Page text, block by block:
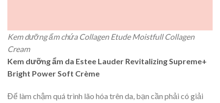
Kem dưỡng ẩm chứa Collagen Etude Moistfull Collagen
Cream
Kem dưỡng ẩm da Estee Lauder Revitalizing Supreme+
Bright Power Soft Crème
Để làm chậm quá trình lão hóa trên da, bạn cần phải có giải